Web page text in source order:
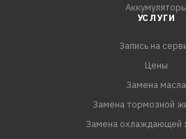
Аккумуляторы
УСЛУГИ
Запись на
Цены
Замена масла
Замена тормозной
Замена охлаждающей